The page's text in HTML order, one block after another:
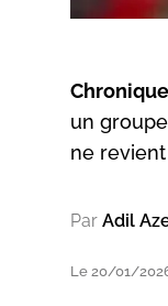
Chronique
un
ne
Par Adil
Le 20/01/